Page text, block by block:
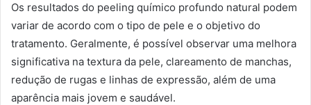
Os resultados do peeling químico profundo natural podem
variar de acordo com o tipo de pele e o objetivo do
tratamento. Geralmente, é possível observar uma melhora
significativa na textura da pele, clareamento de manchas,
redução de rugas e linhas de expressão, além de uma
aparência mais jovem e saudável.